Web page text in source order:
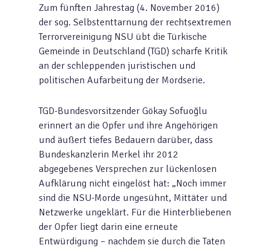
Zum fünften Jahrestag (4. November 2016)
der sog. Selbstenttarnung der rechtsextremen
Terrorvereinigung NSU übt die Türkische
Gemeinde in Deutschland (TGD) scharfe Kritik
an der schleppenden juristischen und
politischen Aufarbeitung der Mordserie.
TGD-Bundesvorsitzender Gökay Sofuoğlu
erinnert an die Opfer und ihre Angehörigen
und äußert tiefes Bedauern darüber, dass
Bundeskanzlerin Merkel ihr 2012
abgegebenes Versprechen zur lückenlosen
Aufklärung nicht eingelöst hat: „Noch immer
sind die NSU-Morde ungesühnt, Mittäter und
Netzwerke ungeklärt. Für die Hinterbliebenen
der Opfer liegt darin eine erneute
Entwürdigung – nachdem sie durch die Taten